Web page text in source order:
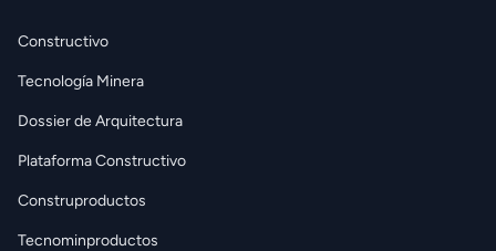
Constructivo
Tecnología Minera
Dossier de Arquitectura
Plataforma Constructivo
Construproductos
Tecnominproductos